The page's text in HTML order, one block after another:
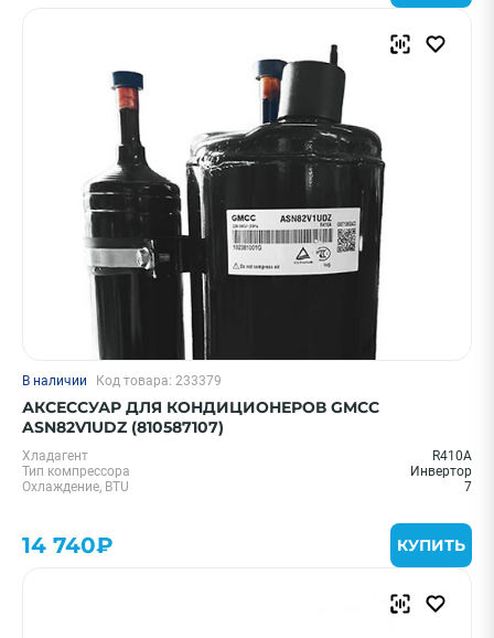
В наличии Код товара: 233379
АКСЕССУАР ДЛЯ КОНДИЦИОНЕРОВ GMCC
ASN82V1UDZ (810587107)
Хладагент
R410A
Тип компрессора
Инвертор
Охлаждение, BTU
7
14 740₽ КУПИТЬ